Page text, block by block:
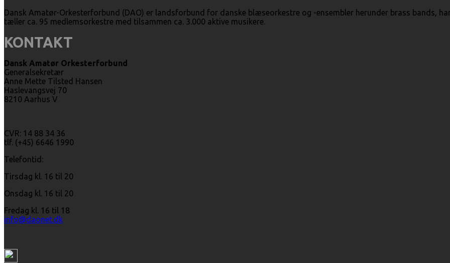
Dansk Amatør-Orkesterforbund (DAO) er landsforbund for danske blæseorkestre og -ensembler herunder brass bands,
tæller ca. 95 medlemsorkestre med tilsammen ca. 3.000 aktive musikere.
KONTAKT
Dansk Amatør Orkesterforbund
Generalsekretær
Anne Mette Tilsted Hansen
Haslevangsvej 70
8210 Aarhus V
CVR: 14 88 34 36
tlf. (+45) 6646 1990
Telefontid:
Tirsdag kl. 16 til 20
Onsdag kl. 16 til 20
Fredag kl. 16 til 18
info@daonet.dk